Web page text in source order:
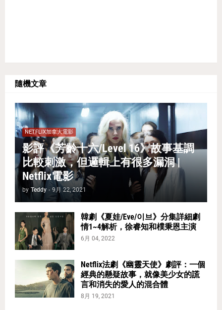
隨機文章
NETFLIX加拿大電影
影評《芳齡十六/Level 16》故事基調
比較刺激，但邏輯上有很多漏洞 |
Netflix電影
by Teddy - 9月 22, 2021
韓劇《夏娃/Eve/이브》分集詳細劇
情1~4解析，徐睿知和樸秉恩主演
6月 04, 2022
Netflix法劇《幽靈天使》劇評：一個
經典的懸疑故事，就像美少女的謊
言和消失的愛人的混合體
8月 19, 2021